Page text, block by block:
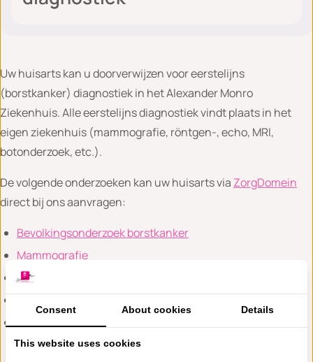
Uw huisarts kan u doorverwijzen voor eerstelijns
(borstkanker) diagnostiek in het Alexander Monro
Ziekenhuis. Alle eerstelijns diagnostiek vindt plaats in het
eigen ziekenhuis (mammografie, röntgen-, echo, MRI,
botonderzoek, etc.).
De volgende onderzoeken kan uw huisarts via ZorgDomein
direct bij ons aanvragen:
Bevolkingsonderzoek borstkanker
Mammografie
Echo
DEXA-scan
Consent About cookies Details
This website uses cookies